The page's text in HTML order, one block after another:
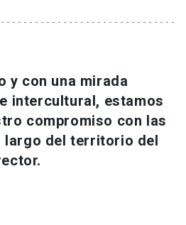
keyboard_arrow_down
launch
y con una mirada
intercultural, estamos
compromiso con las
largo del territorio del